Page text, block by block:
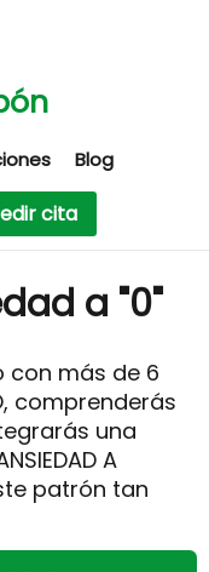
Blog
cita
a "0"
con más de 6
comprenderás
una
A
patrón tan